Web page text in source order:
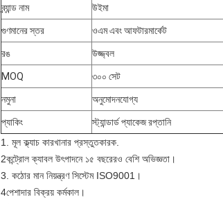
ব্র্যান্ড নাম উইমা
গুণমানের স্তর ওএম এবং আফটারমার্কেট
রঙ উজ্জ্বল
MOQ ৩০০ সেট
নমুনা অনুমোদনযোগ্য
প্যাকিং
স্ট্যান্ডার্ড প্যাকেজ রপ্তানি
1. মূল ক্ল্যাচ কারখানার প্রস্তুতকারক.
2কন্ট্রোল ক্যাবল উৎপাদনে ১৫ বছরেরও বেশি অভিজ্ঞতা।
3. কঠোর মান নিয়ন্ত্রণ সিস্টেম ISO9001।
4পেশাদার বিক্রয় কর্মকাল।